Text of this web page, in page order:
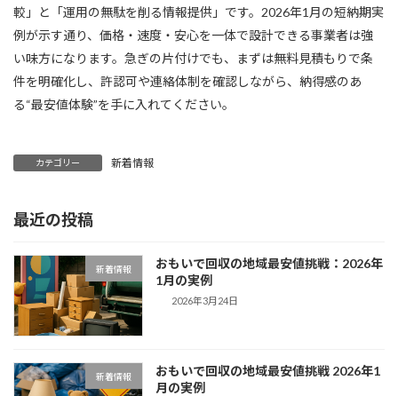
較」と「運用の無駄を削る情報提供」です。2026年1月の短納期実
例が示す通り、価格・速度・安心を一体で設計できる事業者は強
い味方になります。急ぎの片付けでも、まずは無料見積もりで条
件を明確化し、許認可や連絡体制を確認しながら、納得感のあ
る“最安値体験”を手に入れてください。
カテゴリー 新着情報
最近の投稿
新着情報
おもいで回収の地域最安値挑戦：2026年
1月の実例
2026年3月24日
新着情報
おもいで回収の地域最安値挑戦 2026年1
月の実例